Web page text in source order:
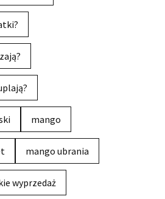
mango
mango ubrania
wyprzedaż